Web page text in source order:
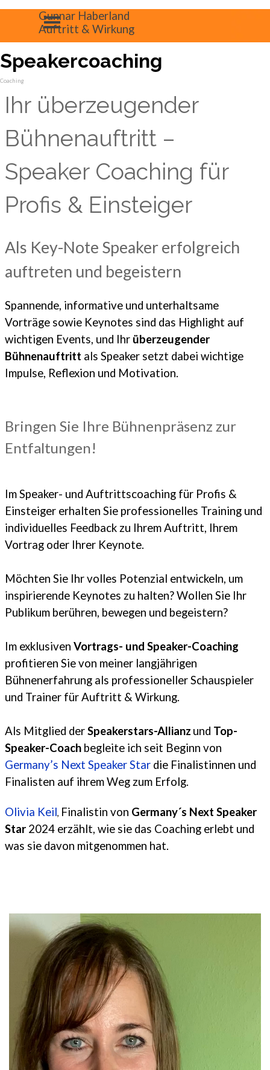
Gunnar Haberland
Auftritt & Wirkung
Menü überspringen
Speakercoaching
Coaching
Ihr überzeugender
Bühnenauftritt –
Speaker Coaching für
Profis & Einsteiger
Als Key-Note Speaker erfolgreich
auftreten und begeistern
Spannende, informative und unterhaltsame
Vorträge sowie Keynotes sind das Highlight auf
wichtigen Events, und Ihr überzeugender
Bühnenauftritt als Speaker setzt dabei wichtige
Impulse, Reflexion und Motivation.
Bringen Sie Ihre Bühnenpräsenz zur
Entfaltungen!
ImSpeaker- und Auftrittscoaching für Profis &
Einsteiger erhalten Sie professionelles Training und
individuelles Feedback zu Ihrem Auftritt, Ihrem
Vortrag oder Ihrer Keynote.
Möchten Sie Ihr volles Potenzial entwickeln, um
inspirierende Keynotes zu halten? Wollen Sie Ihr
Publikum berühren, bewegen und begeistern?
Im exklusiven Vortrags- und Speaker-Coaching
profitieren Sie von meiner langjährigen
Bühnenerfahrung als professioneller Schauspieler
und Trainer fürAuftritt & Wirkung.
Als Mitglied derSpeakerstars-Allianz und Top-
Speaker-Coach begleite ich seit Beginn von
Germany’s Next Speaker Star die Finalistinnen und
Finalisten auf ihrem Weg zum Erfolg.
Olivia Keil, Finalistin von Germany´s Next Speaker
Star 2024 erzählt, wie sie das Coaching erlebt und
was sie davon mitgenommen hat.